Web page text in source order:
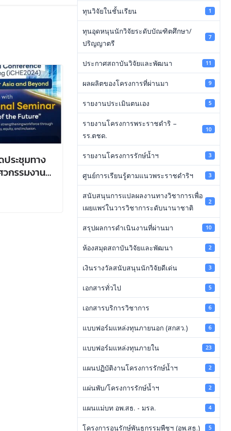
ระชุมทาง
วกรรมงาน
ทุนวิจัยในชั้นเรียน 1
ทุนอุดหนุนนักวิจัยระดับบัณฑิตศึกษา/
ปริญญาตรี
7
ประกาศสถาบันวิจัยและพัฒนา 11
ผลผลิตของโครงการที่ผ่านมา 9
รายงานประเมินตนเอง 5
รายงานโครงการพระราชดำริ –
รร.ตชด.
10
รายงานโครงการรักษ์น้ำฯ 3
ศูนย์การเรียนรู้ตามแนวพระราชดำริฯ 3
สนับสนุนการแปลผลงานทางวิชาการเพื่อ
เผยแพร่ในวารวิชาการะดับนานาชาติ
2
สรุปผลการดำเนินงานที่ผ่านมา 10
ห้องสมุดสถาบันวิจัยและพัฒนา 2
เงินรางวัลสนับสนุนนักวิจัยดีเด่น 3
เอกสารทั่วไป 5
เอกสารบริการวิชาการ 6
แบบฟอร์มแหล่งทุนภายนอก (สกสว.) 6
แบบฟอร์มแหล่งทุนภายใน 23
แผนปฏิบัติงานโครงการรักษ์น้ำฯ 2
แผ่นพับ/โครงการรักษ์น้ำฯ 2
แผนแม่บท อพ.สธ. - มรล. 4
โครงการอนุรักษ์พันธุกรรมพืชฯ (อพ.สธ.) 5